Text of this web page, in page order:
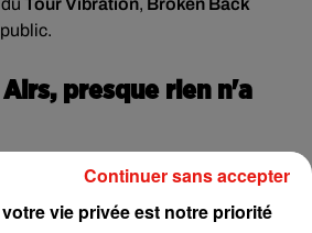
Tour Vibration, Broken Back
Airs, presque rien n'a
. Alors que le membre
vie privée est notre priorité
Continuer sans accepter